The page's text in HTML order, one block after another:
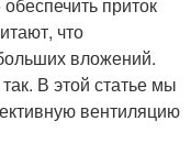
приток
что
вложений.
В этой статье мы
вентиляцию